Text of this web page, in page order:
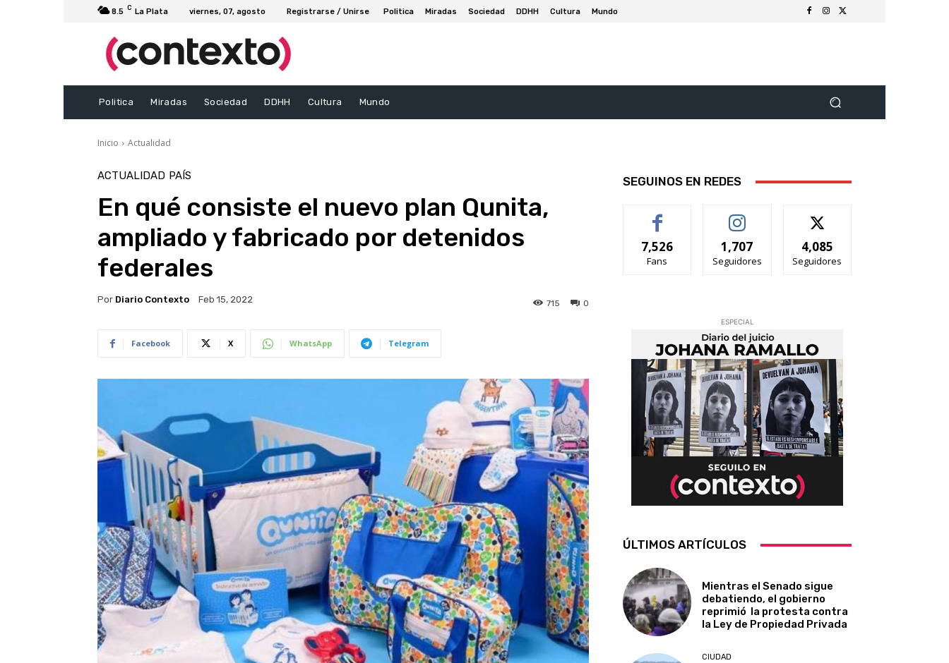
8.5 C La Plata viernes, 07, agosto Registrarse / Unirse Politica Miradas Sociedad DDHH Cultura Mundo
Politica Miradas Sociedad DDHH Cultura Mundo
Inicio Actualidad
ACTUALIDAD PAÍS
En qué consiste el nuevo plan Qunita,
ampliado y fabricado por detenidos
federales
Por Diario Contexto Feb 15, 2022 0
715
Facebook X WhatsApp Telegram
SEGUINOS EN REDES
7,526
Fans
1,707
Seguidores
4,085
Seguidores
ESPECIAL
ÚLTIMOS ARTÍCULOS
Mientras el Senado sigue
debatiendo, el gobierno
reprimió la protesta contra
la Ley de Propiedad Privada
CIUDAD